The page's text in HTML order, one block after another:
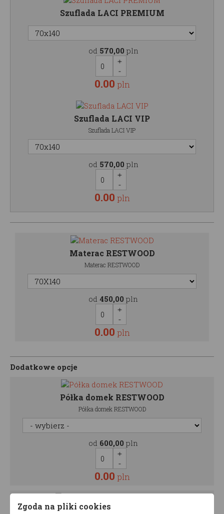
Szuflada LACI PREMIUM
od 570,00 pln
0.00 pln
Szuflada LACI VIP
Szuflada LACI VIP
od 570,00 pln
0.00 pln
Materac RESTWOOD
Materac RESTWOOD
od 450,00 pln
0.00 pln
Dodatkowe opcje
Półka domek RESTWOOD
Półka domek RESTWOOD
od 600,00 pln
0.00 pln
Malowanie łóżka piętrowego
Zgoda na pliki cookies